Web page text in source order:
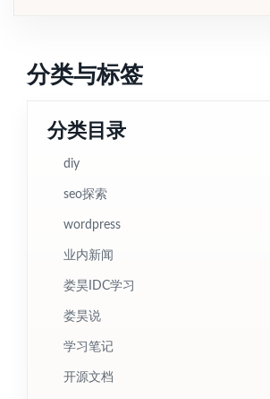
分类与标签
分类目录
diy
seo探索
wordpress
业内新闻
娄昊IDC学习
娄昊说
学习笔记
开源文档